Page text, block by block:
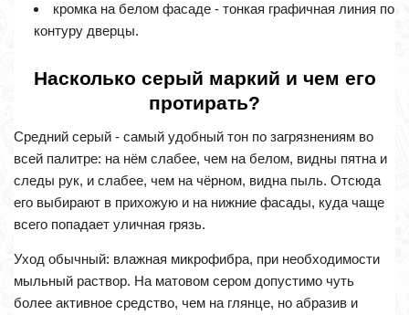
кромка на белом фасаде - тонкая графичная линия по
контуру дверцы.
Насколько серый маркий и чем его
протирать?
Средний серый - самый удобный тон по загрязнениям во
всей палитре: на нём слабее, чем на белом, видны пятна и
следы рук, и слабее, чем на чёрном, видна пыль. Отсюда
его выбирают в прихожую и на нижние фасады, куда чаще
всего попадает уличная грязь.
Уход обычный: влажная микрофибра, при необходимости
мыльный раствор. На матовом сером допустимо чуть
более активное средство, чем на глянце, но абразив и